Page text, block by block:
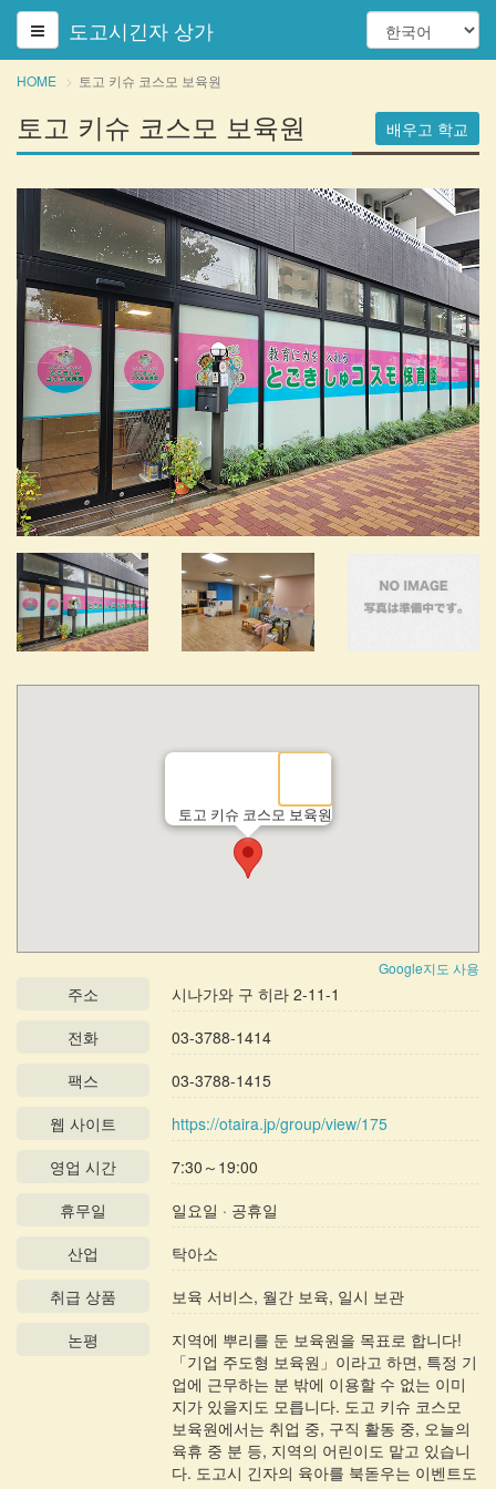
도고시긴자 상가
HOME 토고 키슈 코스모 보육원
배우고 학교
토고 키슈 코스모 보육원
토고 키슈 코스모 보육원
Google지도 사용
주소
시나가와 구 히라 2-11-1
전화
03-3788-1414
팩스
03-3788-1415
웹 사이트
https://otaira.jp/group/view/175
영업 시간
7:30～19:00
휴무일
일요일 · 공휴일
산업
탁아소
취급 상품
보육 서비스, 월간 보육, 일시 보관
논평
지역에 뿌리를 둔 보육원을 목표로 합니다!
「기업 주도형 보육원」이라고 하면, 특정 기
업에 근무하는 분 밖에 이용할 수 없는 이미
지가 있을지도 모릅니다. 도고 키슈 코스모
보육원에서는 취업 중, 구직 활동 중, 오늘의
육휴 중 분 등, 지역의 어린이도 맡고 있습니
다. 도고시 긴자의 육아를 북돋우는 이벤트도